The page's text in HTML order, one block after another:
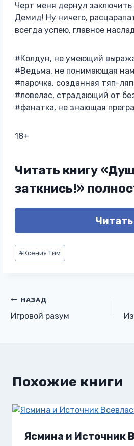
Черт меня дернул заключить
Демид! Ну ничего,
всегда успею, главное
#Колдун, не умеющий
#Ведьма, не понимающая
#парочка, созданная тяп-ляп
#ловелас, страдающий от
#фанатка, не знающая
18+
Читать книгу
заткнись!»
Читать
Метки
записи:
#Ксения Тим
Навигация
по
НАЗАД
Игровой разум
Похожие книги
Ясмина и Источник